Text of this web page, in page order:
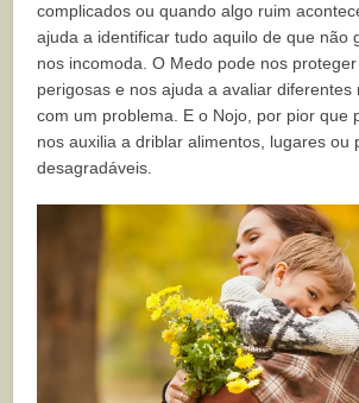
complicados ou quando algo ruim
ajuda a identificar tudo aquilo de que não
nos incomoda. O Medo pode nos
perigosas e nos ajuda a avaliar diferentes
com um problema. E o Nojo, por pior que
nos auxilia a driblar alimentos, lugares ou
desagradáveis.